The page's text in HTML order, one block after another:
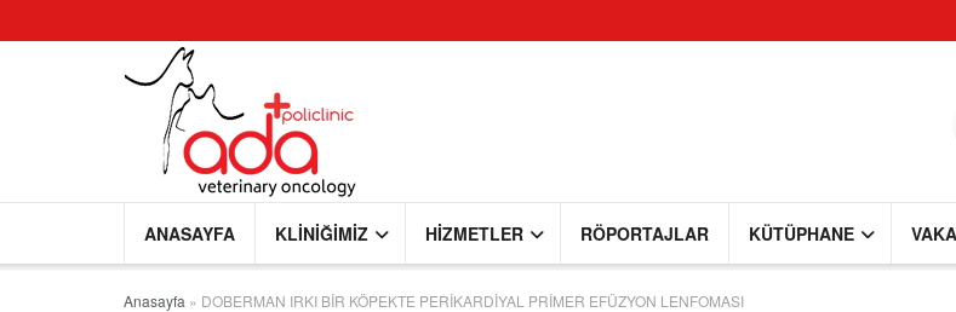
ANASAYFA KLINIĞIMIZ HIZMETLER RÖPORTAJLAR KÜTÜPHANE
Anasayfa » DOBERMAN IRKI BİR KÖPEKTE PERİKARDİYAL PRİMER EFÜZYON LENFOMASI